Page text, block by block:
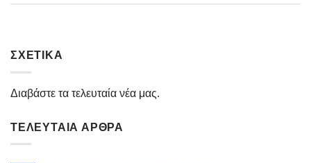
ΣΧΕΤΙΚΆ
Διαβάστε τα τελευταία νέα μας.
ΤΕΛΕΥΤΑΊΑ ΆΡΘΡΑ